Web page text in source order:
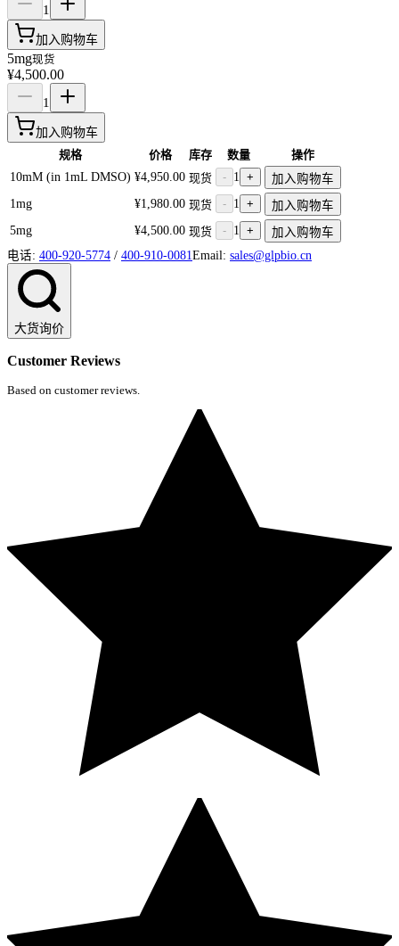
1
加入购物车
5mg现货
¥4,500.00
1
加入购物车
规格 价格 库存 数量
操作
10mM (in 1mL DMSO) ¥4,950.00 现货 - 1 +
加入购物车
1mg
¥1,980.00 现货 - 1 +
加入购物车
5mg
¥4,500.00 现货 - 1 +
加入购物车
电话: 400-920-5774 / 400-910-0081 Email: sales@glpbio.cn
大货询价
Customer Reviews
Based on customer reviews.